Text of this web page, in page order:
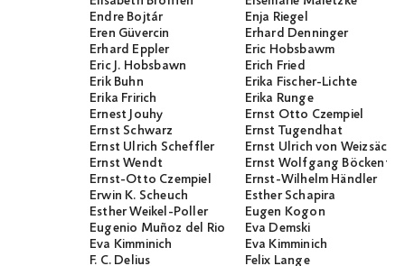
Endre Bojtár
Enja Riegel
Eren Güvercin
Erhard Denninger
Erhard Eppler
Eric Hobsbawm
Eric J. Hobsbawn
Erich Fried
Erik Buhn
Erika Fischer-Lichte
Erika Fririch
Erika Runge
Ernest Jouhy
Ernst Otto Czempiel
Ernst Schwarz
Ernst Tugendhat
Ernst Ulrich Scheffler
Ernst Ulrich von Weizsäcker
Ernst Wendt
Ernst Wolfgang
Ernst-Otto Czempiel
Ernst-Wilhelm Händler
Erwin K. Scheuch
Esther Schapira
Esther Weikel-Poller
Eugen Kogon
Eugenio Muñoz del Rio
Eva Demski
Eva Kimminich
Eva Kimminich
F. C. Delius
Felix Lange